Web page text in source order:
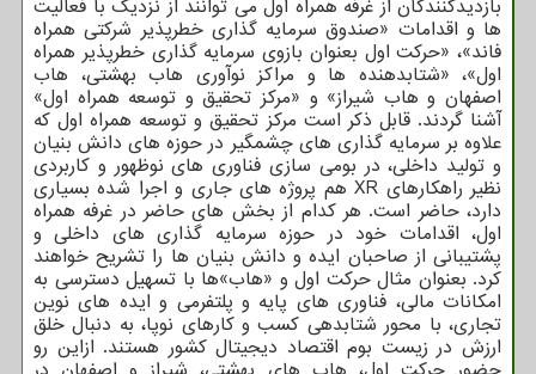
بازدیدکنندگان از غرفه همراه اول می توانند از نزدیک با فعالیت
ها و اقدامات «صندوق سرمایه گذاری خطرپذیر شرکتی همراه
فاند»، «حرکت اول بعنوان بازوی سرمایه گذاری خطرپذیر همراه
اول»، «شتابدهنده ها و مراکز نوآوری هاب بهشتی، هاب
اصفهان و هاب شیراز» و «مرکز تحقیق و توسعه همراه اول»
آشنا گردند. قابل ذکر است مرکز تحقیق و توسعه همراه اول که
علاوه بر سرمایه گذاری های چشمگیر در حوزه های دانش بنیان
و تولید داخلی، در بومی سازی فناوری های نوظهور و کاربردی
نظیر راهکارهای XR هم پروژه های جاری و اجرا شده بسیاری
دارد، حاضر است. هر کدام از بخش های حاضر در غرفه همراه
اول، اقدامات خود در حوزه سرمایه گذاری های داخلی و
پشتیبانی از صاحبان ایده و دانش بنیان ها را تشریح خواهند
کرد. بعنوان مثال حرکت اول و «هاب»ها با تسهیل دسترسی به
امکانات مالی، فناوری های پایه و پلتفرمی و ایده های نوین
تجاری، با محور شتابدهی کسب و کارهای نوپا، به دنبال خلق
ارزش در زیست بوم اقتصاد دیجیتال کشور هستند. ازاین رو